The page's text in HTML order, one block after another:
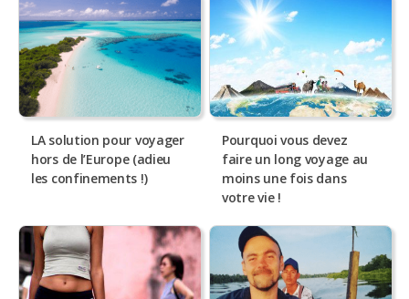
LA solution pour voyager
hors de l’Europe (adieu
les confinements !)
Pourquoi vous devez
faire un long voyage au
moins une fois dans
votre vie !